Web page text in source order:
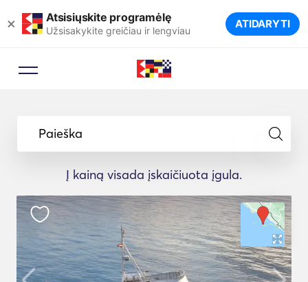
× Atsisiųskite programėlę
Užsisakykite greičiau ir lengviau ATIDARYTI
Paieška
Į kainą visada įskaičiuota įgula.